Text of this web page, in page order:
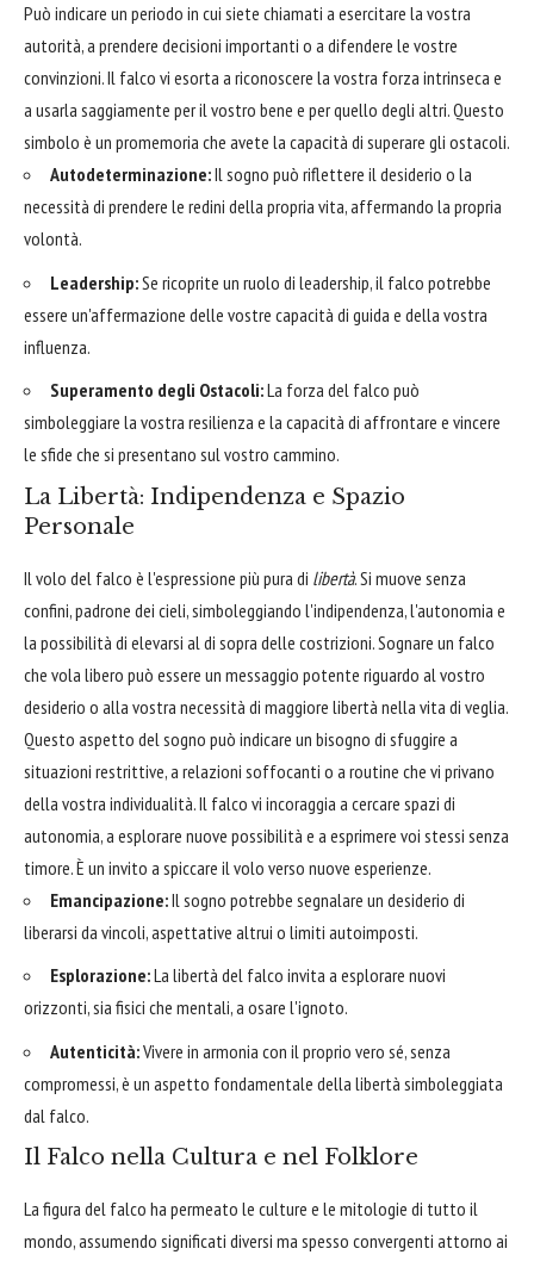
Può indicare un periodo in cui siete chiamati a esercitare la vostra
autorità, a prendere decisioni importanti o a difendere le vostre
convinzioni. Il falco vi esorta a riconoscere la vostra forza intrinseca e
a usarla saggiamente per il vostro bene e per quello degli altri. Questo
simbolo è un promemoria che avete la capacità di superare gli ostacoli.
Autodeterminazione:Il sogno può riflettere il desiderio o la
necessità di prendere le redini della propria vita, affermando la propria
volontà.
Leadership:Se ricoprite un ruolo di leadership, il falco potrebbe
essere un'affermazione delle vostre capacità di guida e della vostra
influenza.
Superamento degli Ostacoli:La forza del falco può
simboleggiare la vostra resilienza e la capacità di affrontare e vincere
le sfide che si presentano sul vostro cammino.
La Libertà: Indipendenza e Spazio
Personale
Il volo del falco è l'espressione più pura di libertà. Si muove senza
confini, padrone dei cieli, simboleggiando l'indipendenza, l'autonomia e
la possibilità di elevarsi al di sopra delle costrizioni. Sognare un falco
che vola libero può essere un messaggio potente riguardo al vostro
desiderio o alla vostra necessità di maggiore libertà nella vita di veglia.
Questo aspetto del sogno può indicare un bisogno di sfuggire a
situazioni restrittive, a relazioni soffocanti o a routine che vi privano
della vostra individualità. Il falco vi incoraggia a cercare spazi di
autonomia, a esplorare nuove possibilità e a esprimere voi stessi senza
timore. È un invito a spiccare il volo verso nuove esperienze.
Emancipazione:Il sogno potrebbe segnalare un desiderio di
liberarsi da vincoli, aspettative altrui o limiti autoimposti.
Esplorazione:La libertà del falco invita a esplorare nuovi
orizzonti, sia fisici che mentali, a osare l'ignoto.
Autenticità:Vivere in armonia con il proprio vero sé, senza
compromessi, è un aspetto fondamentale della libertà simboleggiata
dal falco.
Il Falco nella Cultura e nel Folklore
La figura del falco ha permeato le culture e le mitologie di tutto il
mondo, assumendo significati diversi ma spesso convergenti attorno ai